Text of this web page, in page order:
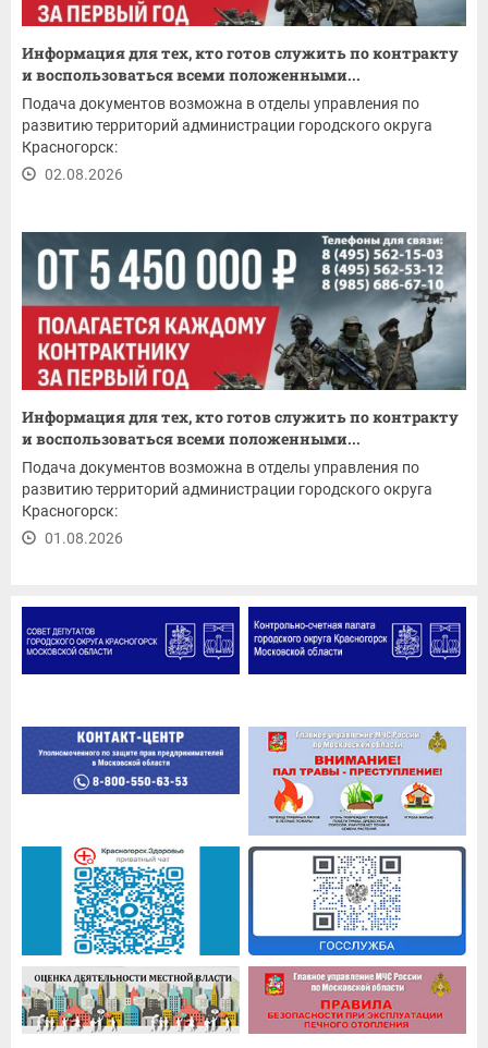
Информация для тех, кто готов служить по контракту
и воспользоваться всеми положенными...
Подача документов возможна в отделы управления по
развитию территорий администрации городского округа
Красногорск:
02.08.2026
Информация для тех, кто готов служить по контракту
и воспользоваться всеми положенными...
Подача документов возможна в отделы управления по
развитию территорий администрации городского округа
Красногорск:
01.08.2026